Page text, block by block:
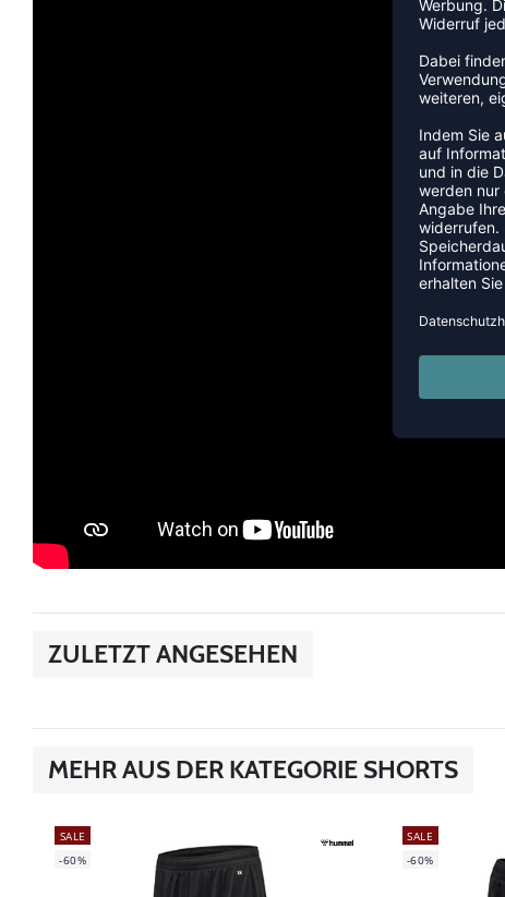
ZULETZT ANGESEHEN
MEHR AUS DER KATEGORIE SHORTS
SALE
-60%
SALE
-60%